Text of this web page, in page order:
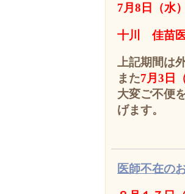
7月8日（水）
十川 佳苗医
上記期間は
また7月3日
大変ご不便
げます。
医師不在の